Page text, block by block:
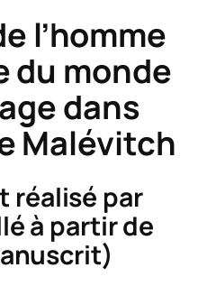
l’homme
du monde
dans
Malévitch
réalisé par
à partir de